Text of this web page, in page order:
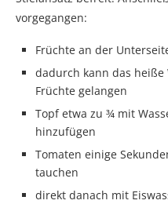
vorgegangen:
Früchte an der
dadurch kann das
Früchte gelangen
Topf etwa zu ¾ mit
hinzufügen
Tomaten einige
tauchen
direkt danach mit